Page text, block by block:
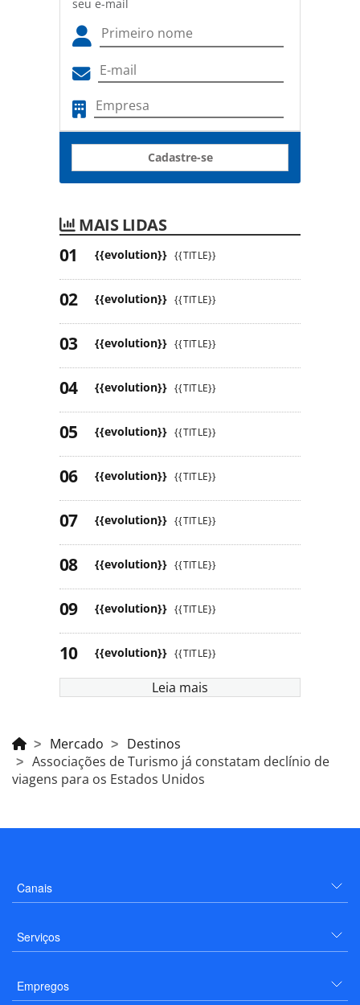
seu e-mail
Cadastre-se
MAIS LIDAS
{{evolution}} {{TITLE}}
{{evolution}} {{TITLE}}
{{evolution}} {{TITLE}}
{{evolution}} {{TITLE}}
{{evolution}} {{TITLE}}
{{evolution}} {{TITLE}}
{{evolution}} {{TITLE}}
{{evolution}} {{TITLE}}
{{evolution}} {{TITLE}}
{{evolution}} {{TITLE}}
Leia mais
Mercado
Destinos
Associações de Turismo já constatam declínio de
viagens para os Estados Unidos
Canais
Serviços
Empregos